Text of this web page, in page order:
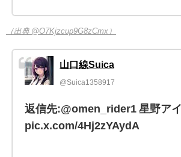
（出典 @O7Kjzcup9G8zCmx）
山口線Suica
@Suica1358917
返信先:@omen_rider1 星野アイ
pic.x.com/4Hj2zYAydA